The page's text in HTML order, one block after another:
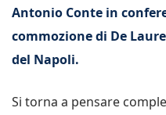
Antonio Conte in
commozione di De
del Napoli.
Si torna a pensare